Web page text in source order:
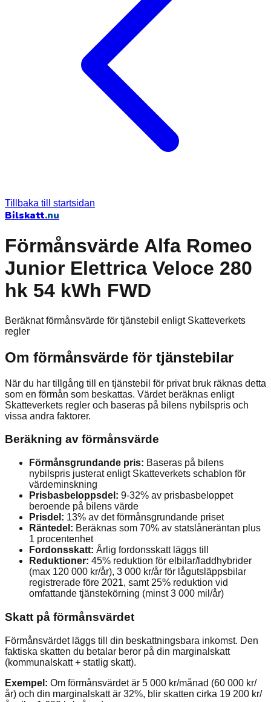
Tillbaka till startsidan
Bilskatt.nu
Förmånsvärde Alfa Romeo
Junior Elettrica Veloce 280
hk 54 kWh FWD
Beräknat förmånsvärde för tjänstebil enligt Skatteverkets
regler
Om förmånsvärde för tjänstebilar
När du har tillgång till en tjänstebil för privat bruk räknas detta
som en förmån som beskattas. Värdet beräknas enligt
Skatteverkets regler och baseras på bilens nybilspris och
vissa andra faktorer.
Beräkning av förmånsvärde
Förmånsgrundande pris: Baseras på bilens
nybilspris justerat enligt Skatteverkets schablon för
värdeminskning
Prisbasbeloppsdel: 9-32% av prisbasbeloppet
beroende på bilens värde
Prisdel: 13% av det förmånsgrundande priset
Räntedel: Beräknas som 70% av statslåneräntan plus
1 procentenhet
Fordonsskatt: Årlig fordonsskatt läggs till
Reduktioner: 45% reduktion för elbilar/laddhybrider
(max 120 000 kr/år), 3 000 kr/år för lågutsläppsbilar
registrerade före 2021, samt 25% reduktion vid
omfattande tjänstekörning (minst 3 000 mil/år)
Skatt på förmånsvärdet
Förmånsvärdet läggs till din beskattningsbara inkomst. Den
faktiska skatten du betalar beror på din marginalskatt
(kommunalskatt + statlig skatt).
Exempel: Om förmånsvärdet är 5 000 kr/månad (60 000 kr/
år) och din marginalskatt är 32%, blir skatten cirka 19 200 kr/